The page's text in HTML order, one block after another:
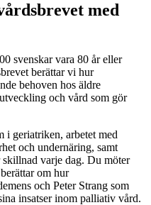
med
svenskar vara 80 år eller
berättar vi hur
behoven hos äldre
och vård som gör
i geriatriken, arbetet med
och undernäring, samt
skillnad varje dag. Du möter
om hur
och Peter Strang som
insatser inom palliativ vård.